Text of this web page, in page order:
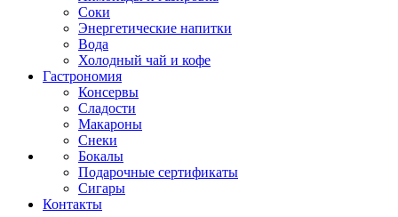
Соки
Энергетические напитки
Вода
Холодный чай и кофе
Гастрономия
Консервы
Сладости
Макароны
Снеки
Бокалы
Подарочные сертификаты
Сигары
Контакты